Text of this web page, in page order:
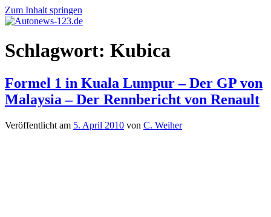
Zum Inhalt springen
Autonews-
123.de
Autonews
mit
Schlagwort: Kubica
Formel 1 in Kuala Lumpur – Der GP von
Malaysia – Der Rennbericht von Renault
Veröffentlicht am 5. April 2010 von C. Weiher